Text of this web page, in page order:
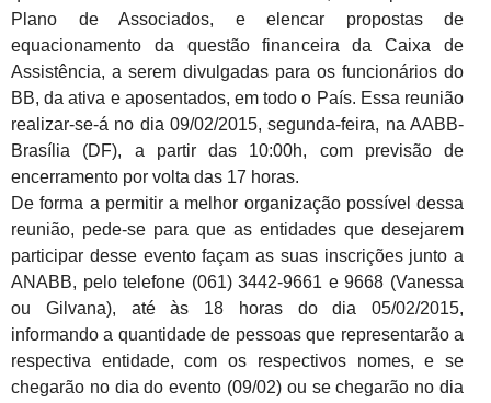
Plano de Associados, e elencar propostas de
equacionamento da questão financeira da Caixa de
Assistência, a serem divulgadas para os funcionários do
BB, da ativa e aposentados, em todo o País. Essa reunião
realizar-se-á no dia 09/02/2015, segunda-feira, na AABB-
Brasília (DF), a partir das 10:00h, com previsão de
encerramento por volta das 17 horas.
De forma a permitir a melhor organização possível dessa
reunião, pede-se para que as entidades que desejarem
participar desse evento façam as suas inscrições junto a
ANABB, pelo telefone (061) 3442-9661 e 9668 (Vanessa
ou Gilvana), até às 18 horas do dia 05/02/2015,
informando a quantidade de pessoas que representarão a
respectiva entidade, com os respectivos nomes, e se
chegarão no dia do evento (09/02) ou se chegarão no dia